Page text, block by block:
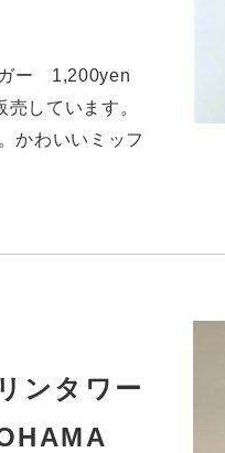
ー 1,200yen
しています。
かわいいミッフ
ンタワー